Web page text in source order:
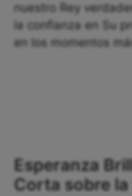
nuestro Rey
la confianza en Su
en los momentos
Esperanza
Corta sobre